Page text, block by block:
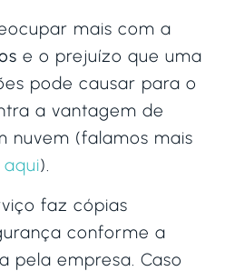
mais com a
e o prejuízo que uma
pode causar para o
a vantagem de
nuvem (falamos mais
aqui).
faz cópias
conforme a
pela empresa. Caso